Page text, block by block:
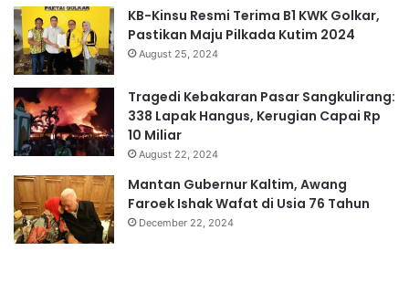
KB-Kinsu Resmi Terima B1 KWK Golkar,
Pastikan Maju Pilkada Kutim 2024
August 25, 2024
Tragedi Kebakaran Pasar Sangkulirang:
338 Lapak Hangus, Kerugian Capai Rp
10 Miliar
August 22, 2024
Mantan Gubernur Kaltim, Awang
Faroek Ishak Wafat di Usia 76 Tahun
December 22, 2024